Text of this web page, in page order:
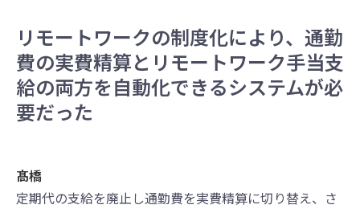
リモートワークの制度化により、通勤
費の実費精算とリモートワーク手当支
給の両方を自動化できるシステムが必
要だった
髙橋
定期代の支給を廃止し通勤費を実費精算に切り替え、さ